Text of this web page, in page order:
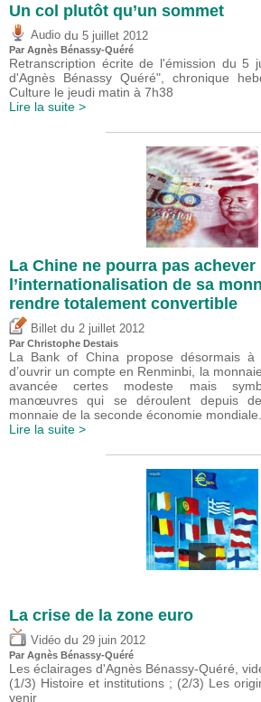
Un col plutôt qu’un sommet
Audio du 5 juillet 2012
Par Agnès Bénassy-Quéré
Retranscription écrite de l'émission du 5
d'Agnès Bénassy Quéré", chronique
Culture le jeudi matin à 7h38
Lire la suite >
La Chine ne pourra pas achever
l’internationalisation de sa
rendre totalement convertible
Billet du 2 juillet 2012
Par Christophe Destais
La Bank of China propose désormais
d’ouvrir un compte en Renminbi, la
avancée certes modeste mais
manœuvres qui se déroulent depuis
monnaie de la seconde économie mondiale.
Lire la suite >
La crise de la zone euro
Vidéo du 29 juin 2012
Par Agnès Bénassy-Quéré
Les éclairages d'Agnès Bénassy-Quéré,
(1/3) Histoire et institutions ; (2/3) Les
venir